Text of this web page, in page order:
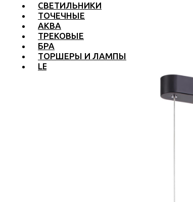
СВЕТИЛЬНИКИ
ТОЧЕЧНЫЕ
АКВА
ТРЕКОВЫЕ
БРА
ТОРШЕРЫ И ЛАМПЫ
LED PREMIUM